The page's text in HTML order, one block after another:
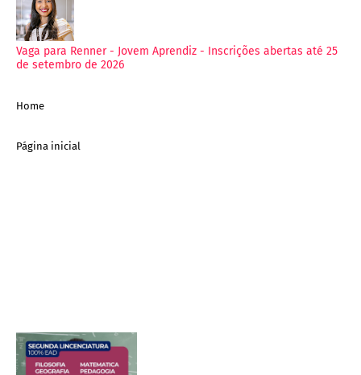
Vaga para Renner - Jovem Aprendiz - Inscrições abertas até 25
de setembro de 2026
Home
Página inicial